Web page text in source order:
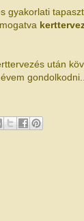
gyakorlati
után